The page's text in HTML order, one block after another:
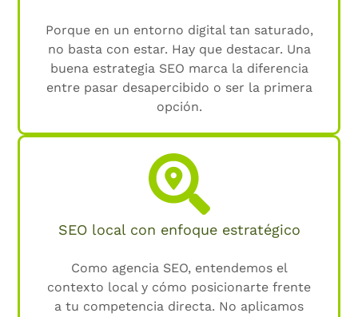
Porque en un entorno digital tan saturado,
no basta con estar. Hay que destacar. Una
buena estrategia SEO marca la diferencia
entre pasar desapercibido o ser la primera
opción.
SEO local con enfoque estratégico
Como agencia SEO, entendemos el
contexto local y cómo posicionarte frente
a tu competencia directa. No aplicamos